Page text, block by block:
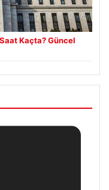
Kaçta? Güncel